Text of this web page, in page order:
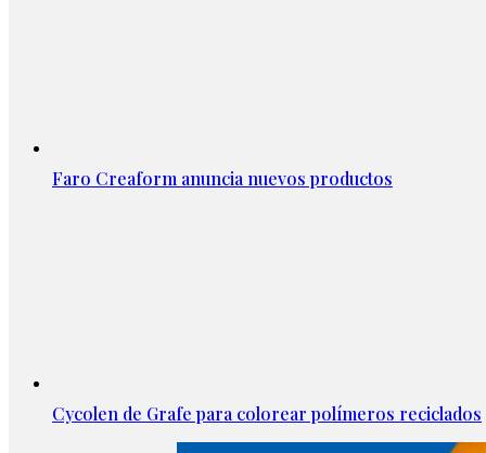
Faro Creaform anuncia nuevos productos
Cycolen de Grafe para colorear polímeros reciclados